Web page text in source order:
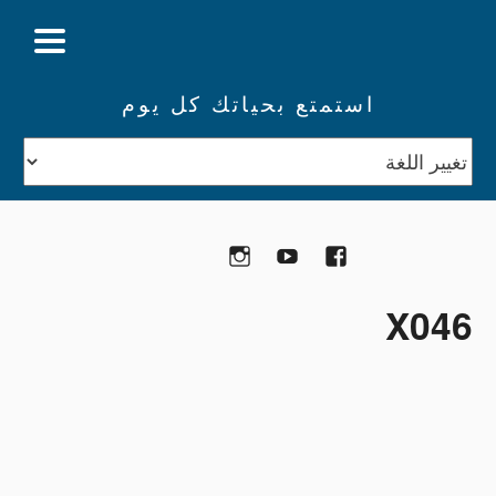
استمتع بحياتك كل يوم
تبرع Facebook
YouTube
X046